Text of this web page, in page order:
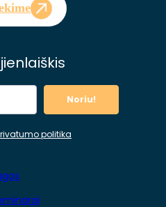
Noriu!
politika